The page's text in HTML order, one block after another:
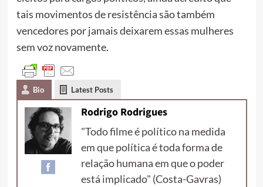
tais movimentos de resistência são também
vencedores por jamais deixarem essas mulheres
sem voz novamente.
Bio Latest Posts
Rodrigo Rodrigues
"Todo filme é político na medida
em que política é toda forma de
relação humana em que o poder
está implicado" (Costa-Gavras)